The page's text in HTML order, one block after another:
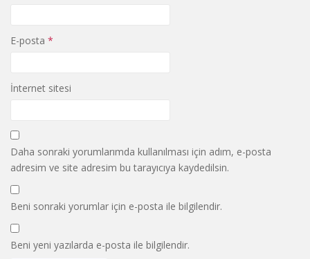
E-posta *
İnternet sitesi
Daha sonraki yorumlarımda kullanılması için adım, e-posta
adresim ve site adresim bu tarayıcıya kaydedilsin.
Beni sonraki yorumlar için e-posta ile bilgilendir.
Beni yeni yazılarda e-posta ile bilgilendir.